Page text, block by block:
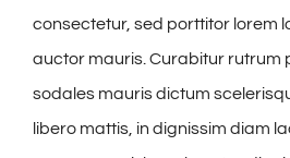
consectetur, sed porttitor lorem
auctor mauris. Curabitur rutrum
sodales mauris dictum
libero mattis, in dignissim diam